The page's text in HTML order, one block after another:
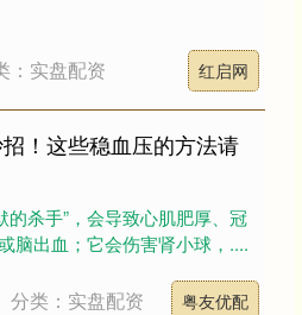
：实盘配资 红启网
！这些稳血压的方法请
的杀手”，会导致心肌肥厚、冠
脑出血；它会伤害肾小球，....
分类：实盘配资 粤友优配